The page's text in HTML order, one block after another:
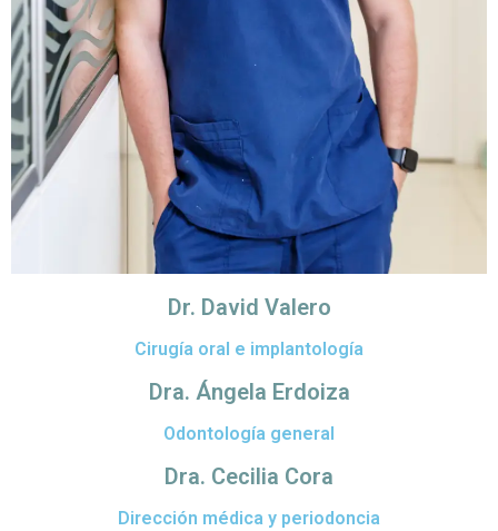
Dr. David Valero
Cirugía oral e implantología
Dra. Ángela Erdoiza
Odontología general
Dra. Cecilia Cora
Dirección médica y periodoncia